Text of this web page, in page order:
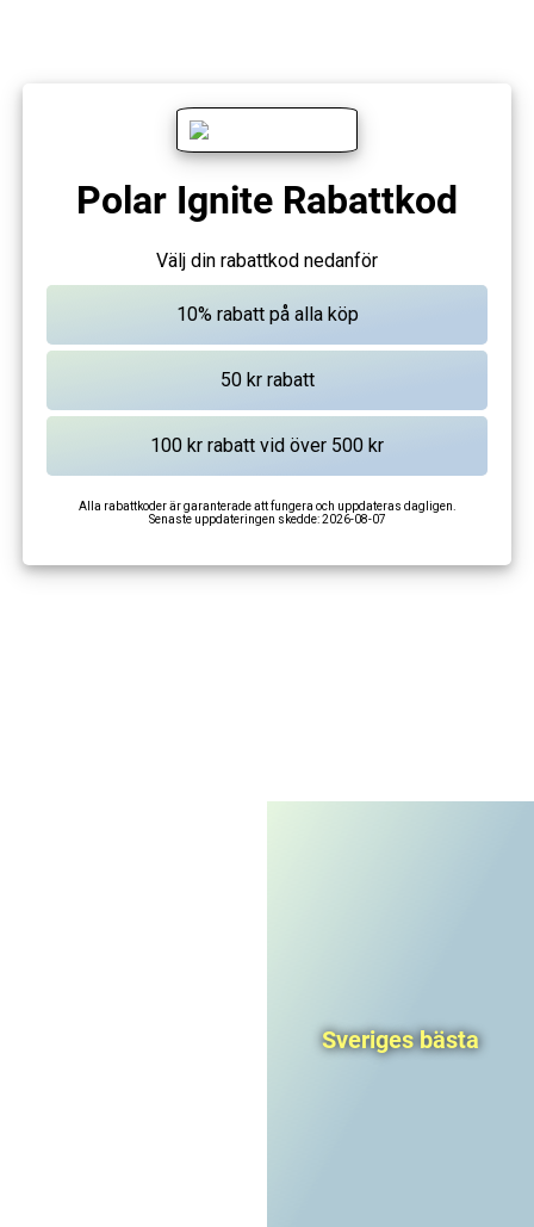
Polar Ignite Rabattkod
Välj din rabattkod nedanför
Alla rabattkoder är garanterade att fungera och uppdateras dagligen.
Senaste uppdateringen skedde:2026-08-07
Sveriges bästa